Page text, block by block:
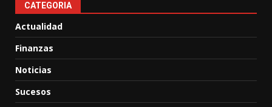
CATEGORIA
Actualidad
Finanzas
Noticias
Sucesos